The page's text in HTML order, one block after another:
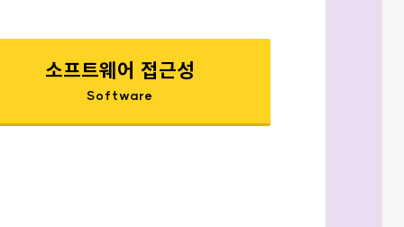
소프트웨어 접근성
Software